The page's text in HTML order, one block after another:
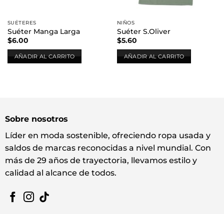
SUÉTERES
Suéter Manga Larga
$6.00
AÑADIR AL CARRITO
NIÑOS
Suéter S.Oliver
$5.60
AÑADIR AL CARRITO
Sobre nosotros
Líder en moda sostenible, ofreciendo ropa usada y
saldos de marcas reconocidas a nivel mundial. Con
más de 29 años de trayectoria, llevamos estilo y
calidad al alcance de todos.